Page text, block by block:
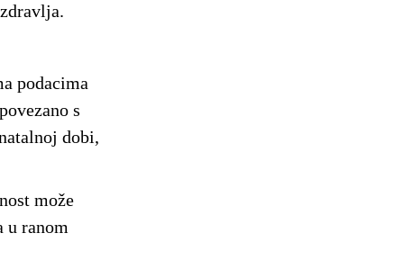
podacima
s
dobi,
može
u ranom